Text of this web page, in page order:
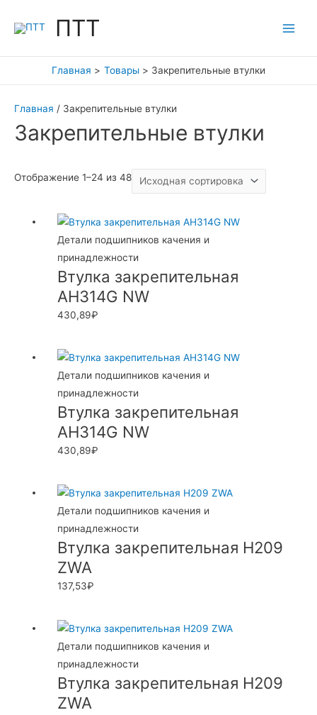
ПТТ
Главная Товары Закрепительные втулки
Главная / Закрепительные втулки
Закрепительные втулки
Отображение 1–24 из 48
Детали подшипников качения и
принадлежности
Втулка закрепительная
AH314G NW
430,89₽
Детали подшипников качения и
принадлежности
Втулка закрепительная
AH314G NW
430,89₽
Детали подшипников качения и
принадлежности
Втулка закрепительная H209
ZWA
137,53₽
Детали подшипников качения и
принадлежности
Втулка закрепительная H209
ZWA